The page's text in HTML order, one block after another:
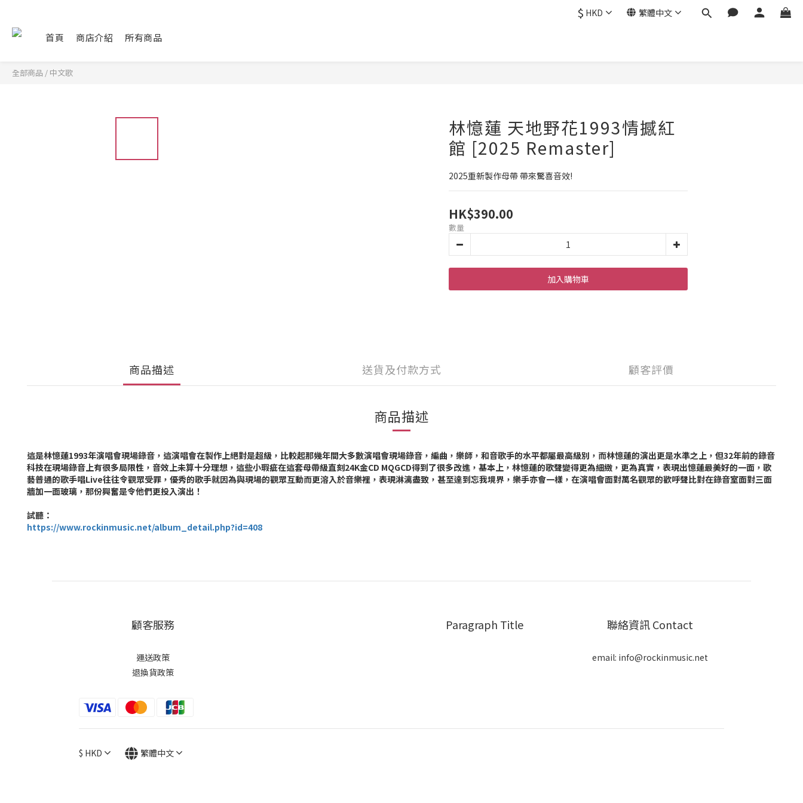
$ HKD 繁體中文
首頁 商店介紹 所有商品
全部商品 / 中文歌
林憶蓮 天地野花1993情撼紅
館 [2025 Remaster]
2025重新製作母帶 帶來驚喜音效!
HK$390.00
數量
加入購物車
商品描述 送貨及付款方式 顧客評價
商品描述
這是林憶蓮1993年演唱會現場錄音，這演唱會在製作上絕對是超級，比較起那幾年間大多數演唱會現場錄音，編曲，樂師，和音歌手的水平都屬最高級別，而林憶蓮的演出更是水準之上，但32年前的錄音
科技在現場錄音上有很多局限性，音效上未算十分理想，這些小瑕疵在這套母帶級直刻24K金CD MQGCD得到了很多改進，基本上，林憶蓮的歌聲變得更為細緻，更為真實，表現出憶蓮最美好的一面，歌
藝普通的歌手唱Live往往令觀眾受罪，優秀的歌手就因為與現場的觀眾互動而更溶入於音樂裡，表現淋漓盡致，甚至達到忘我境界，樂手亦會一樣，在演唱會面對萬名觀眾的歡呼聲比對在錄音室面對三面
牆加一面玻璃，那份興奮是令他們更投入演出！
試聽：
https://www.rockinmusic.net/album_detail.php?id=408
顧客服務
運送政策
退換貨政策
Paragraph Title 聯絡資訊 Contact
email: info@rockinmusic.net
$ HKD 繁體中文